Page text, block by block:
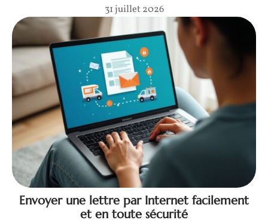
31 juillet 2026
Envoyer une lettre par Internet facilement
et en toute sécurité